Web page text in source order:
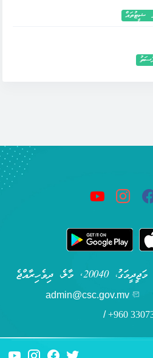
ޝީޓުތައް
މާލެ، ދިވެހިރާއްޖެ
admin@csc.gov.mv
+960
/